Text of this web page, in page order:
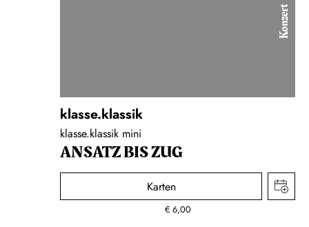
Konzert
klasse.klassik
klasse.klassik mini
ANSATZ BIS ZUG
Karten
€ 6,00